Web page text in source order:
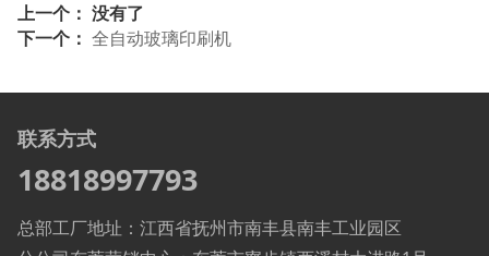
上一个： 没有了
下一个： 全自动玻璃印刷机
联系方式
18818997793
总部工厂地址：江西省抚州市南丰县南丰工业园区